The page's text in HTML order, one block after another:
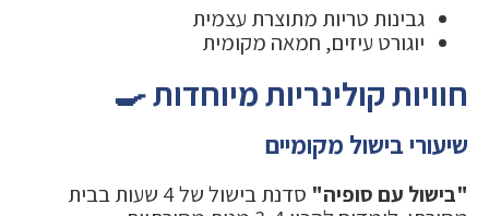
גבינות טריות מתוצרת עצמית
יוגורט עיזים, חמאה מקומית
חוויות קולינריות מיוחדות 🍳
שיעורי בישול מקומיים
"בישול עם סופיה"
סדנת בישול של 4 שעות בבית